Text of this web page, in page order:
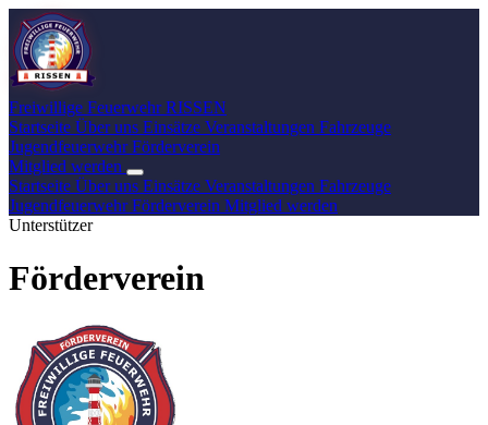
Freiwillige Feuerwehr RISSEN
Startseite Über uns Einsätze Veranstaltungen Fahrzeuge
JugendfeuerwehrFörderverein
Mitglied werden
Startseite Über uns Einsätze Veranstaltungen Fahrzeuge
JugendfeuerwehrFörderverein Mitglied werden
Unterstützer
Förderverein